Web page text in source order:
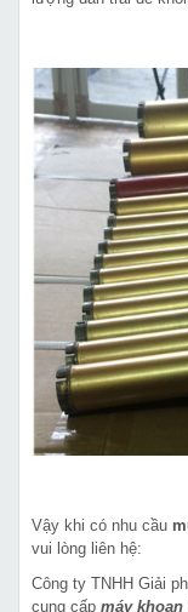
Vậy khi có nhu cầu
vui lòng liên hệ:
Công ty TNHH Giải
cung cấp máy